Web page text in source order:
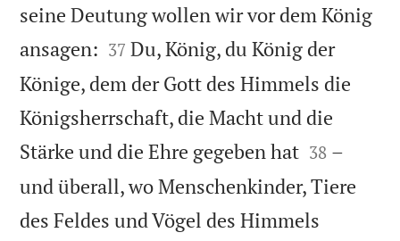
seine Deutung wollen wir vor dem König
ansagen: 

37 Du, König, du König der
Könige, dem der Gott des Himmels die
Königsherrschaft, die Macht und die
Stärke und die Ehre gegeben hat
38 –
und überall, wo Menschenkinder, Tiere
des Feldes und Vögel des Himmels